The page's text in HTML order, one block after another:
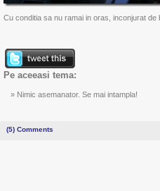
Cu conditia sa nu ramai in oras, inconjurat de
Pe aceeasi tema:
Nimic asemanator. Se mai intampla!
(5)Comments